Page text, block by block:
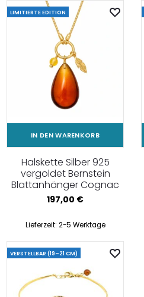
LIMITIERTE EDITION
IN DEN WARENKORB
Halskette Silber 925
vergoldet Bernstein
Blattanhänger Cognac
197,00 €
Lieferzeit: 2-5 Werktage
VERSTELLBAR (19–21 CM)